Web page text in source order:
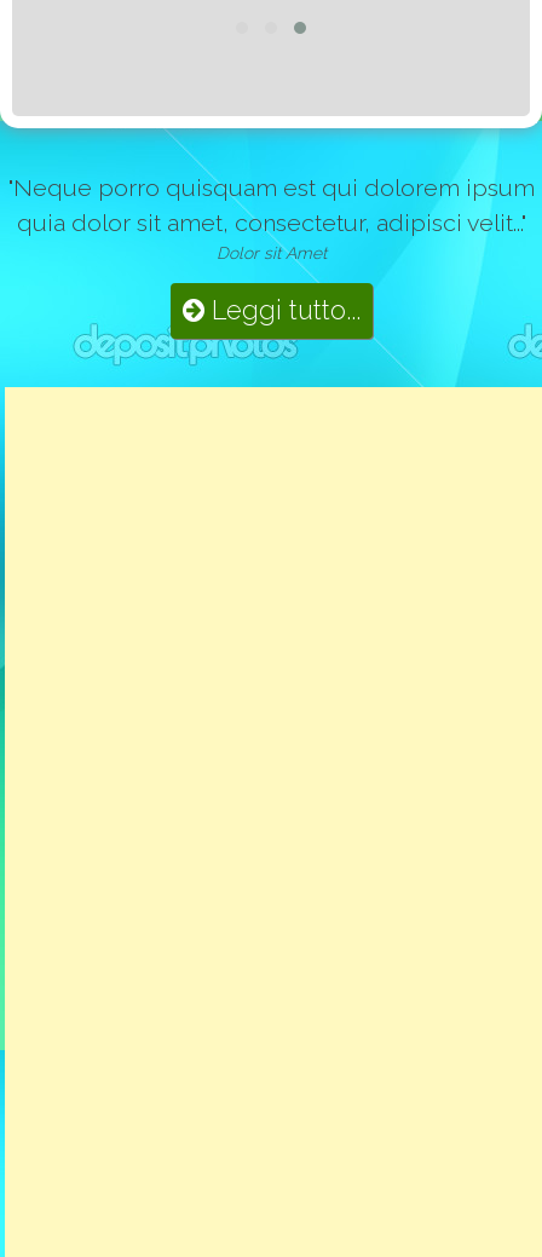
"Neque porro quisquam est qui dolorem ipsum
quia dolor sit amet, consectetur, adipisci velit..."
Dolor sit Amet
Leggi tutto...